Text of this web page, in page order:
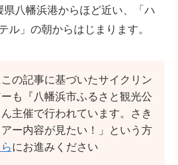
県八幡浜港からほど近い、「ハ
ル」の朝からはじまります。
の記事に基づいたサイクリン
も『八幡浜市ふるさと観光公
主催で行われています。さき
ー内容が見たい！」という方
にお進みください